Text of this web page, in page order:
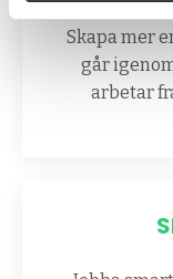
Skapa mer
går
arbetar